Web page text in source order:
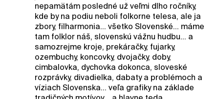
nepamätám posledné už veľmi dlho ročníky,
kde by na podiu neboli folkorne telesa, ale ja
zbory, filharmonia... všetko Slovenské... máme
tam folklor náš, slovenskú vážnu hudbu... a
samozrejme kroje, prekáračky, fujarky,
ozembuchy, koncovky, dvojačky, doby,
cimbalovka, dychovka dokonca, sloveské
rozprávky, divadielka, dabaty a problémoch a
víziach Slovenska... veľa grafiky na základe